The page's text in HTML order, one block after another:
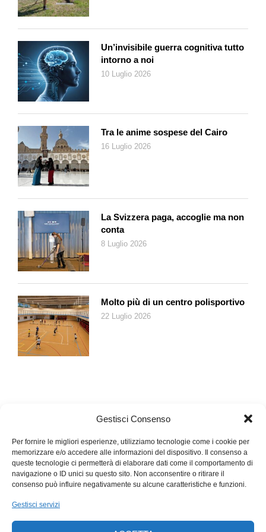
Gestisci Consenso
Per fornire le migliori esperienze, utilizziamo tecnologie come i cookie per
memorizzare e/o accedere alle informazioni del dispositivo. Il consenso a
queste tecnologie ci permetterà di elaborare dati come il comportamento di
navigazione o ID unici su questo sito. Non acconsentire o ritirare il
consenso può influire negativamente su alcune caratteristiche e funzioni.
Gestisci servizi
km (532 la Sportback). La top di gamma Q4 50 e-tron ha un
E le prestazioni? La più veloce è la Q4 50 e-tron che tocca i
100 km/h in 6,2 secondi e raggiunge una velocità massima
autolimitata di 180 chilometri orari che scendono a 160 km/h
sulle due versioni meno potenti. La ricarica avviene sia in
della 35 e-tron con batteria da 55 kWh, arrivando a 125 kW per
le varianti con batteria da 82 kWh.
Secondo la casa in 10 minuti è possibile ripristinare energia a
sufficienza per percorrere 130 km. L’autonomia può essere
opzionale. A bordo tanta tecnologia. Dagli aiuti alla guida di
secondo livello alla gestione di tutti i servizi tramite sistema
multimedialeMMI touch
strumentazione digitale
Audi Virtual Cockpit
pannello lcd di 10,25” di diagonale. Tra le chicche, l’inedito
virtuale di 70” e consente quindi di integrare nel campo visivo
del guidatore preziose informazioni sulla guida e sul percorso.
Insomma, per sapere come saranno le auto del futuro basta
guardare Audi Q 4 e-tron.
Un’invisibile guerra cognitiva tutto
intorno a noi
10 Luglio 2026
Tra le anime sospese del Cairo
16 Luglio 2026
La Svizzera paga, accoglie ma non
conta
8 Luglio 2026
Molto più di un centro polisportivo
22 Luglio 2026